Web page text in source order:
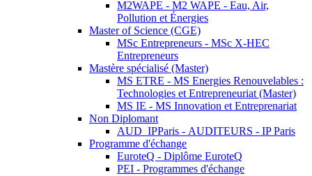
M2WAPE - M2 WAPE - Eau, Air,
Pollution et Énergies
Master of Science (CGE)
MSc Entrepreneurs - MSc X-HEC
Entrepreneurs
Mastère spécialisé (Master)
MS ETRE - MS Energies Renouvelables :
Technologies et Entrepreneuriat (Master)
MS IE - MS Innovation et Entreprenariat
Non Diplomant
AUD_IPParis - AUDITEURS - IP Paris
Programme d'échange
EuroteQ - Diplôme EuroteQ
PEI - Programmes d'échange